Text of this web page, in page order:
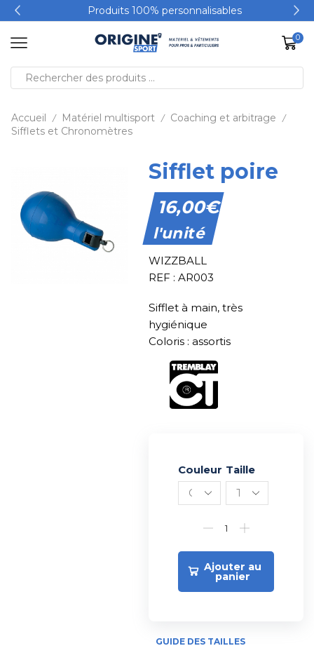
Produits 100% personnalisables
0
Accueil / Matériel multisport / Coaching et arbitrage /
Sifflets et Chronomètres
Sifflet poire
16,00€
l'unité
WIZZBALL
REF : AR003
Sifflet à main, très
hygiénique
Coloris : assortis
Couleur Taille
Ajouter au
panier
Alternative:
GUIDE DES TAILLES